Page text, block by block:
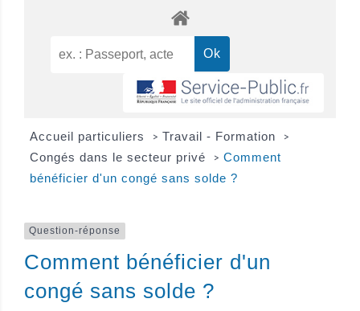
Accueil particuliers > Travail - Formation >
Congés dans le secteur privé > Comment
bénéficier d'un congé sans solde ?
Question-réponse
Comment bénéficier d'un
congé sans solde ?